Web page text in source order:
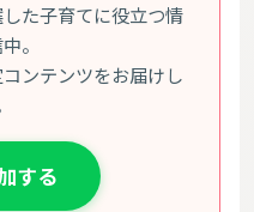
た子育てに役立つ情
。
ンテンツをお届けし
する